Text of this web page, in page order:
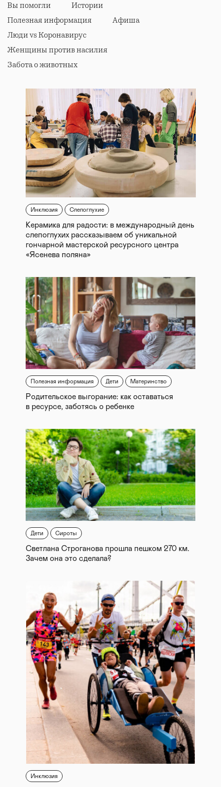
Вы помогли
Истории
Полезная информация
Афиша
Люди vs Коронавирус
Женщины против насилия
Забота о животных
Инклюзия Слепоглухие
Керамика для радости: в международный день
слепоглухих рассказываем об уникальной
гончарной мастерской ресурсного центра
«Ясенева поляна»
Полезная информация Дети Материнство
Родительское выгорание: как оставаться
в ресурсе, заботясь о ребенке
Дети Сироты
Светлана Строганова прошла пешком 270 км.
Зачем она это сделала?
Инклюзия